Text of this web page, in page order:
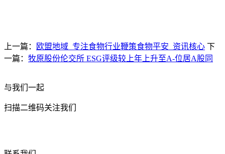
上一篇： 欧盟地域_专注食物行业鞭策食物平安_资讯核心 下
一篇： 牧原股份伦交所 ESG评级较上年上升至A-位居A股同
与我们一起
扫描二维码关注我们